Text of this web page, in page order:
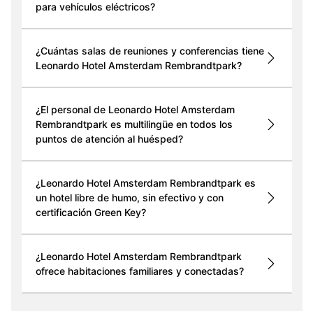
para vehículos eléctricos?
¿Cuántas salas de reuniones y conferencias tiene
Leonardo Hotel Amsterdam Rembrandtpark?
¿El personal de Leonardo Hotel Amsterdam
Rembrandtpark es multilingüe en todos los
puntos de atención al huésped?
¿Leonardo Hotel Amsterdam Rembrandtpark es
un hotel libre de humo, sin efectivo y con
certificación Green Key?
¿Leonardo Hotel Amsterdam Rembrandtpark
ofrece habitaciones familiares y conectadas?